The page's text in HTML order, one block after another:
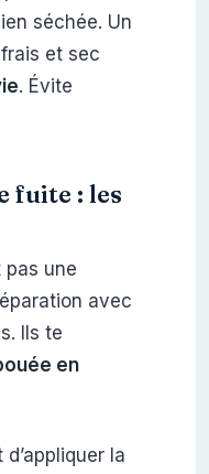
séchée. Un
et sec
. Évite
fuite : les
pas une
avec
Ils te
en
la